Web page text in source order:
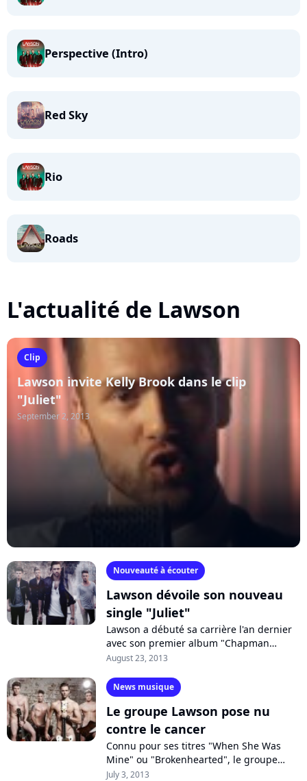
Perspective (Intro)
Red Sky
Rio
Roads
L'actualité de Lawson
Clip
Lawson invite Kelly Brook dans le clip
"Juliet"
September 2, 2013
Nouveauté à écouter
Lawson dévoile son nouveau
single "Juliet"
Lawson a débuté sa carrière l'an dernier
avec son premier album "Chapman
Square" et a séduit le public avec ses
August 23, 2013
News musique
Le groupe Lawson pose nu
contre le cancer
Connu pour ses titres "When She Was
Mine" ou "Brokenhearted", le groupe
anglais Lawson a accepté de poser nu
July 3, 2013